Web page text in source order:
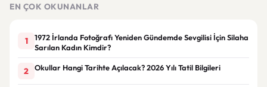
EN ÇOK OKUNANLAR
1
1972 İrlanda Fotoğrafı Yeniden Gündemde Sevgilisi İçin Silaha
Sarılan Kadın Kimdir?
2 Okullar Hangi Tarihte Açılacak? 2026 Yılı Tatil Bilgileri